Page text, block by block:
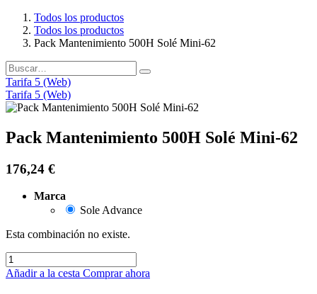
Todos los productos
Todos los productos
Pack Mantenimiento 500H Solé Mini-62
Tarifa 5 (Web)
Tarifa 5 (Web)
Pack Mantenimiento 500H Solé Mini-62
176,24 €
Marca
Sole Advance
Esta combinación no existe.
Añadir a la cesta Comprar ahora